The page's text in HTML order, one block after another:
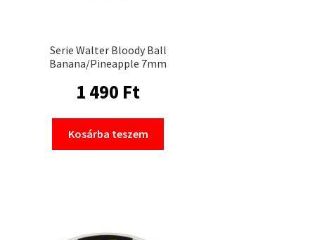
Serie Walter Bloody Ball
Banana/Pineapple 7mm
1 490 Ft
Kosárba teszem